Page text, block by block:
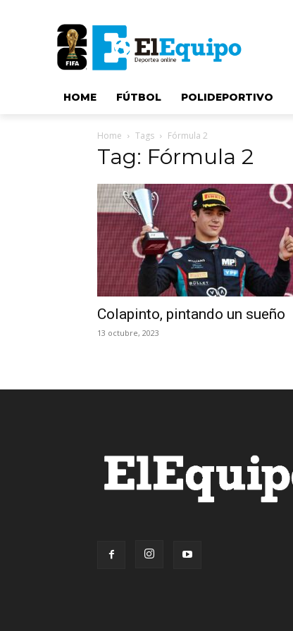
HOME FÚTBOL POLIDEPORTIVO
Home Tags Fórmula 2
Tag: Fórmula 2
Colapinto, pintando un sueño
13 octubre, 2023